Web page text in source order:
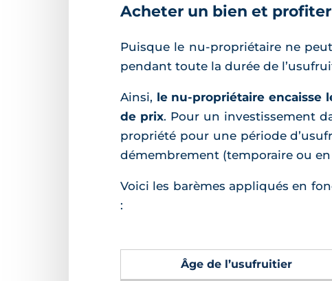
Acheter un bien et
Puisque le nu-propriétaire ne
pendant toute la durée de
Ainsi, le nu-propriétaire encaisse
de prix. Pour un investissement
propriété pour une période
démembrement (temporaire ou en
Voici les barèmes appliqués en
:
Âge de l’usufruitier